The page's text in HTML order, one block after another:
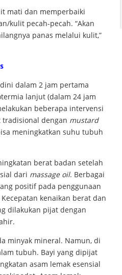
mati dan memperbaiki
kulit pecah-pecah. “Akan
panas melalui kulit,”
dalam 2 jam pertama
lanjut (dalam 24 jam
beberapa intervensi
dengan mustard
meningkatkan suhu tubuh
berat badan setelah
dari massage oil. Berbagai
positif pada penggunaan
kenaikan berat dan
dilakukan pijat dengan
minyak mineral. Namun, di
tubuh. Bayi yang dipijat
asam lemak esensial